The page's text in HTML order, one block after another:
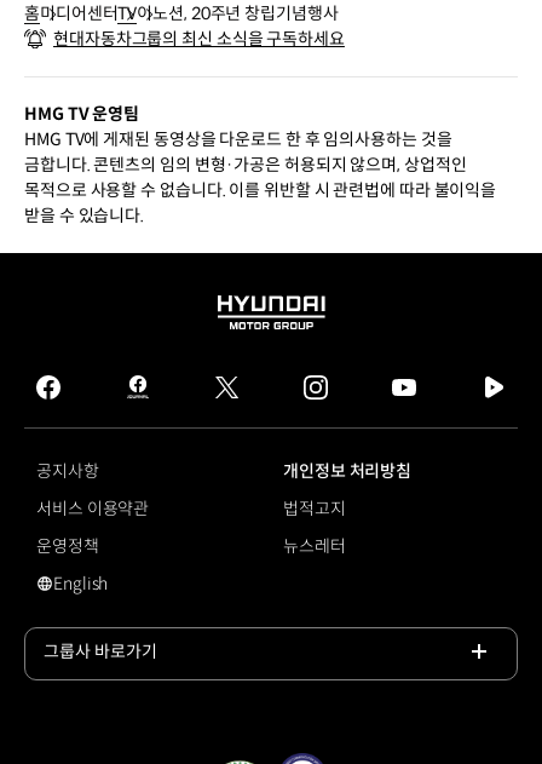
홈미디어센터TV이노션, 20주년 창립기념행사
현대자동차그룹의 최신 소식을 구독하세요
HMG TV 운영팀
HMG TV에 게재된 동영상을 다운로드 한 후 임의사용하는 것을
금합니다. 콘텐츠의 임의 변형·가공은 허용되지 않으며, 상업적인
목적으로 사용할 수 없습니다. 이를 위반할 시 관련법에 따라 불이익을
받을 수 있습니다.
HYUNDAI
GROUP
facebook
hmg
journal
twitter instagram
tv
공지사항
개인정보 처리방침
서비스 이용약관
법적고지
운영정책
뉴스레터
영문 사이트로 이동
English
그룹사 바로가기